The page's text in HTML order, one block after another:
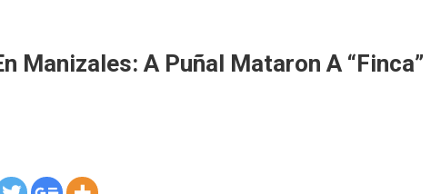
Manizales: A Puñal Mataron A “Finca”